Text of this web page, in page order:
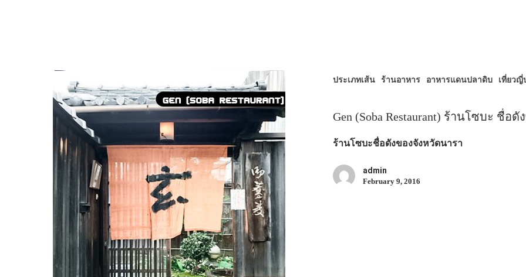
ประเภทเส้น ร้านอาหาร อาหารแดนปลาดิบ เที่ยวญี่
Gen (Soba Restaurant) ร้านโซบะ ชื่อ
ร้านโซบะชื่อดังของจังหวัดนารา
admin
February 9, 2016